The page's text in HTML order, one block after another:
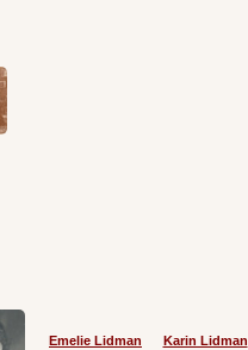
Emelie Lidman
Karin Lidman